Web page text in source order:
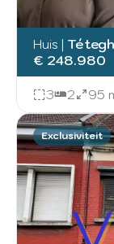
Huis |
€ 248.980
3 2 95
Exclusiviteit